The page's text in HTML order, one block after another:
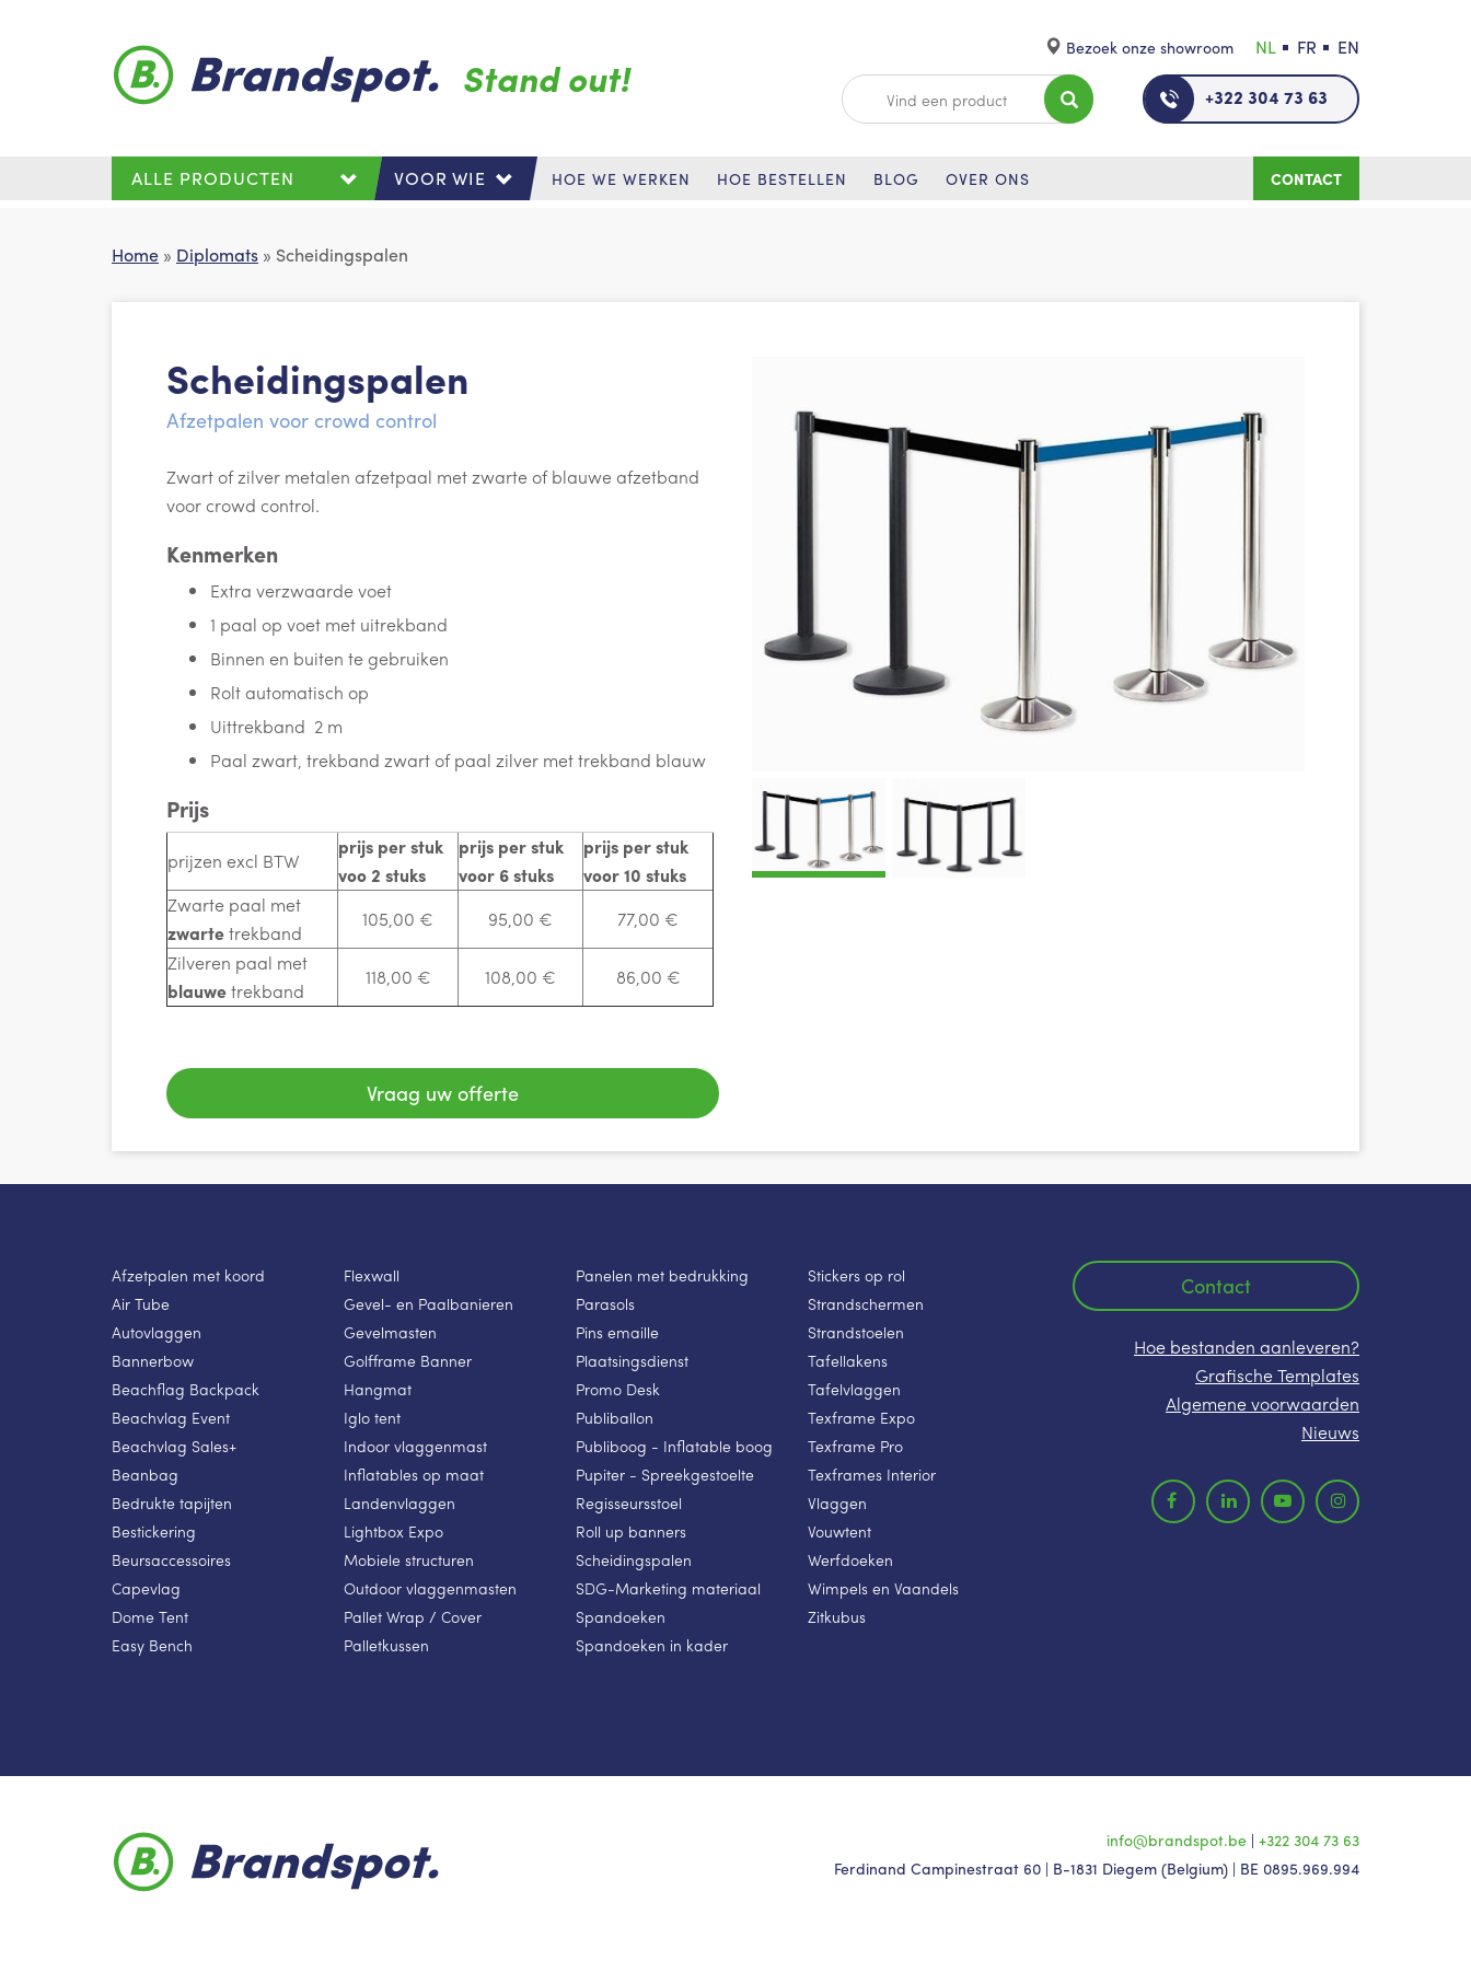
Stand out!
Bezoek onze showroom NL FR
EN
+322 304 73 63
Zoeken
ALLE PRODUCTEN VOOR WIE HOE WE WERKEN HOE BESTELLEN BLOG OVER ONS CONTACT
Home » Diplomats » Scheidingspalen
Scheidingspalen
Afzetpalen voor crowd control
Zwart of zilver metalen afzetpaal met zwarte of blauwe afzetband
voor crowd control.
Kenmerken
Extra verzwaarde voet
1 paal op voet met uitrekband
Binnen en buiten te gebruiken
Rolt automatisch op
Uittrekband 2 m
Paal zwart, trekband zwart of paal zilver met trekband blauw
Prijs
prijzen excl BTW
prijs per stuk
voo 2 stuks
prijs per stuk
voor 6 stuks
prijs per stuk
voor 10 stuks
Zwarte paal met
zwartetrekband
105,00 € 95,00 €
77,00 €
Zilveren paal met
blauwetrekband
118,00 € 108,00 € 86,00 €
Vraag uw offerte
Afzetpalen met koord
Air Tube
Autovlaggen
Bannerbow
Beachflag Backpack
Beachvlag Event
Beachvlag Sales+
Beanbag
Bedrukte tapijten
Bestickering
Beursaccessoires
Capevlag
Dome Tent
Easy Bench
Flexwall
Gevel- en Paalbanieren
Gevelmasten
Golfframe Banner
Hangmat
Iglo tent
Indoor vlaggenmast
Inflatables op maat
Landenvlaggen
Lightbox Expo
Mobiele structuren
Outdoor vlaggenmasten
Pallet Wrap / Cover
Palletkussen
Panelen met bedrukking
Parasols
Pins emaille
Plaatsingsdienst
Promo Desk
Publiballon
Publiboog - Inflatable boog
Pupiter - Spreekgestoelte
Regisseursstoel
Roll up banners
Scheidingspalen
SDG-Marketing materiaal
Spandoeken
Spandoeken in kader
Stickers op rol
Strandschermen
Strandstoelen
Tafellakens
Tafelvlaggen
Texframe Expo
Texframe Pro
Texframes Interior
Vlaggen
Vouwtent
Werfdoeken
Wimpels en Vaandels
Zitkubus
Contact
Hoe bestanden aanleveren?
Grafische Templates
Algemene voorwaarden
Nieuws
info@brandspot.be| +322 304 73 63
Ferdinand Campinestraat 60 | B-1831 Diegem (Belgium) | BE 0895.969.994